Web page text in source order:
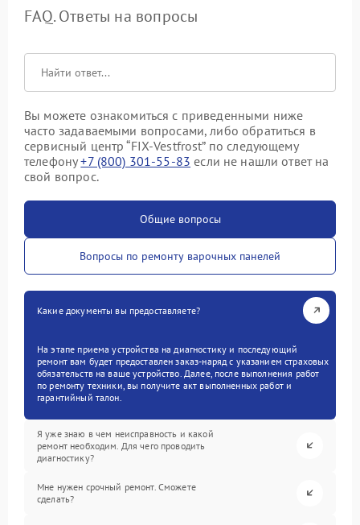
FAQ. Ответы на вопросы
Вы можете ознакомиться с приведенными ниже
часто задаваемыми вопросами, либо обратиться в
сервисный центр “FIX-Vestfrost” по следующему
телефону+7 (800) 301-55-83 если не нашли ответ на
свой вопрос.
Общие вопросы
Вопросы по ремонту варочных панелей
Какие документы вы предоставляете?
На этапе приема устройства на диагностику и последующий
ремонт вам будет предоставлен заказ-наряд с указанием страховых
обязательств на ваше устройство. Далее, после выполнения работ
по ремонту техники, вы получите акт выполненных работ и
гарантийный талон.
Я уже знаю в чем неисправность и какой
ремонт необходим. Для чего проводить
диагностику?
Мне нужен срочный ремонт. Сможете
сделать?